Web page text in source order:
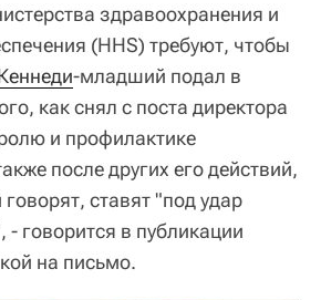
здравоохранения и
(HHS) требуют, чтобы
-младший подал в
как снял с поста директора
и профилактике
после других его действий,
ставят "под удар
- говорится в публикации
на письмо.